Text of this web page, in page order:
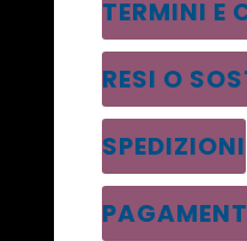
TERMINI E
RESI O
SPEDIZIONI